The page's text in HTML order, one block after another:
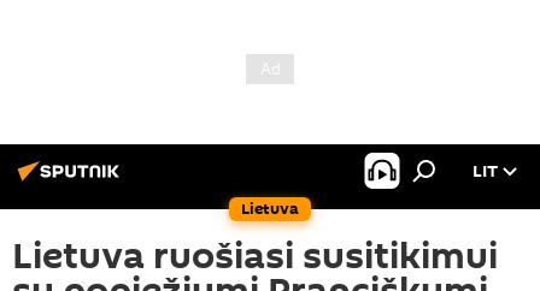
Lietuva
LIT
Lietuva ruošiasi susitikimui